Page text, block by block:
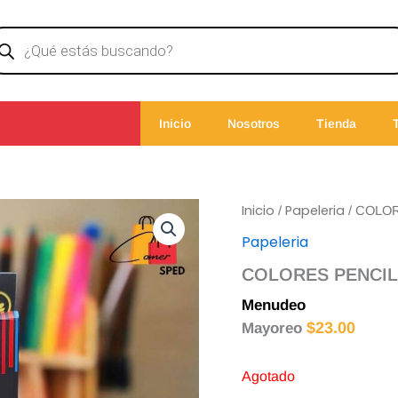
Inicio Nosotros Tienda
Inicio / Papeleria /
Papeleria
COLORES
Menudeo
Mayoreo $23.00
Agotado